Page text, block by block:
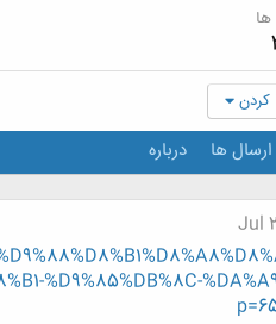
ها
کردن
ارسال ها درباره
Jul
%D9%85%DB%8C-